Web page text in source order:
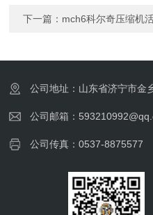
下一篇： mch6科尔奇压缩机
公司地址：山东省济宁市金
公司邮箱：
公司传真：0537-8875577